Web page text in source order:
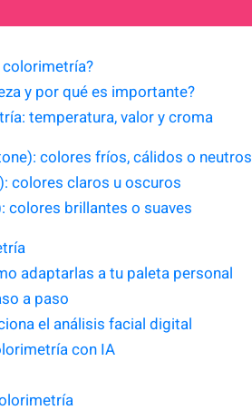
colorimetría?
y por qué es importante?
temperatura, valor y croma
colores fríos, cálidos o neutros
colores claros u oscuros
colores brillantes o suaves
adaptarlas a tu paleta personal
a paso
el análisis facial digital
con IA